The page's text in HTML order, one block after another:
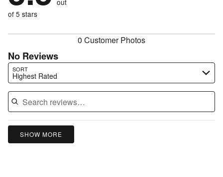
reviewers
of
reviewers
0%
of
out
of 5 stars
0 Customer Photos
No Reviews
SORT
Highest Rated
Search reviews…
SHOW MORE